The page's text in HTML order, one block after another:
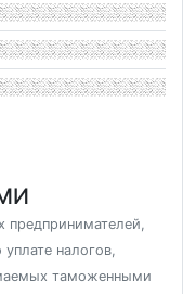
предпринимателей,
налогов,
таможенными